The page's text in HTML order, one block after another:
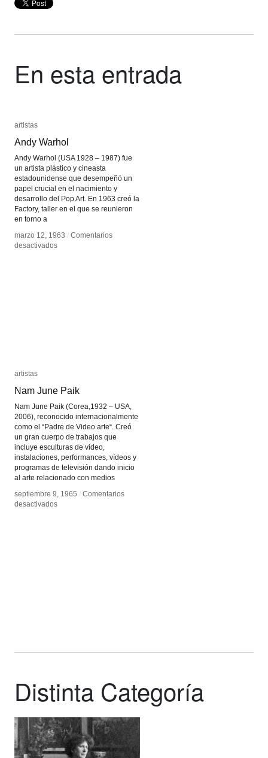
En esta entrada
artistas
Andy Warhol
Andy Warhol (USA 1928 – 1987) fue
un artista plástico y cineasta
estadounidense que desempeñó un
papel crucial en el nacimiento y
desarrollo del Pop Art. En 1963 creó la
Factory, taller en el que se reunieron
en torno a
marzo 12, 1963 / Comentarios
desactivadosen
artistas
Andy Warhol
marzo 12, 1963 / Comentarios
desactivadosen
artistas
Nam June Paik
Nam June Paik (Corea,1932 – USA,
2006), reconocido internacionalmente
como el “Padre de Video arte“. Creó
un gran cuerpo de trabajos que
incluye esculturas de video,
instalaciones, performances, vídeos y
programas de televisión dando inicio
al arte relacionado con medios
septiembre 9, 1965 / Comentarios
desactivadosen
artistas
Nam June Paik
septiembre 9, 1965 / Comentarios
desactivadosen
Distinta Categoría